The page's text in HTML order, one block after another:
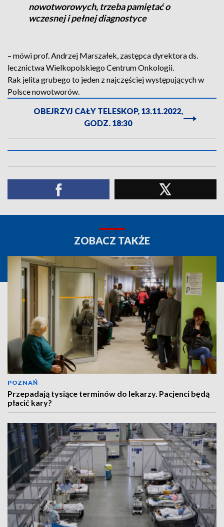
nowotworowych, trzeba pamiętać o
wczesnej i pełnej diagnostyce
– mówi prof. Andrzej Marszałek, zastępca dyrektora ds.
lecznictwa Wielkopolskiego Centrum Onkologii.
Rak jelita grubego to jeden z najczęściej występujących w
Polsce nowotworów.
OBEJRZYJ CAŁY TELESKOP, 13.11.2022,
GODZ. 18:30
ZOBACZ TAKŻE
POZNAŃ
Przepadają tysiące terminów do lekarzy. Pacjenci będą
płacić kary?